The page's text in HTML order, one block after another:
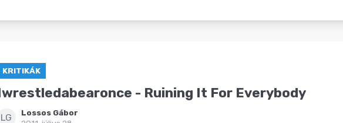
KRITIKÁK
- Ruining It For Everybody
LG
Lossos Gábor